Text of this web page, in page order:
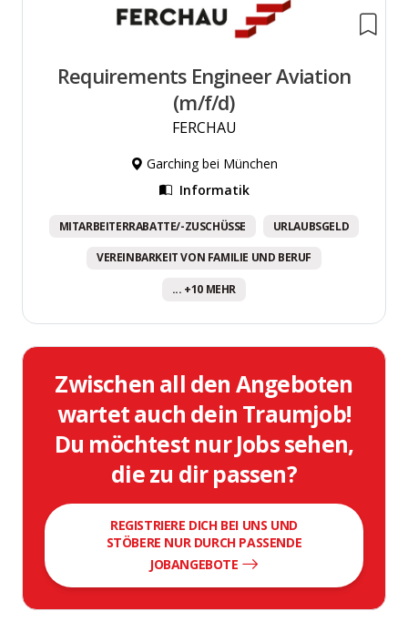
Requirements Engineer Aviation
(m/f/d)
FERCHAU
Garching bei München
Informatik
MITARBEITERRABATTE/-ZUSCHÜSSE URLAUBSGELD
VEREINBARKEIT VON FAMILIE UND BERUF
... +10 MEHR
Zwischen all den Angeboten
wartet auch dein Traumjob!
Du möchtest nur Jobs sehen,
die zu dir passen?
REGISTRIERE DICH BEI UNS UND
STÖBERE NUR DURCH PASSENDE
JOBANGEBOTE